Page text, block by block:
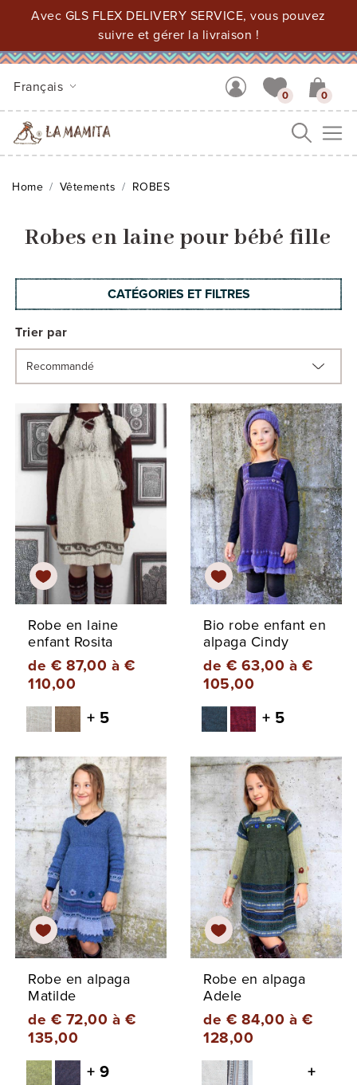
Avec GLS FLEX DELIVERY SERVICE, vous pouvez
suivre et gérer la livraison !
Français
0 0
Home Vêtements ROBES
Robes en laine pour bébé fille
CATÉGORIES ET FILTRES
Trier par
Robe en laine
enfant Rosita
de € 87,00 à €
110,00
+ 5
Bio robe enfant en
alpaga Cindy
de € 63,00 à €
105,00
+ 5
Robe en alpaga
Matilde
de € 72,00 à €
135,00
+ 9
Robe en alpaga
Adele
de € 84,00 à €
128,00
+